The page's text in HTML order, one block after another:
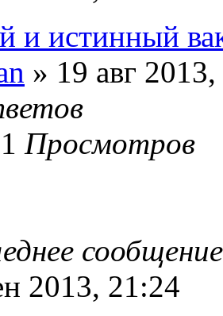
и истинный
» 19 авг
Просмотров
2013, 21:24